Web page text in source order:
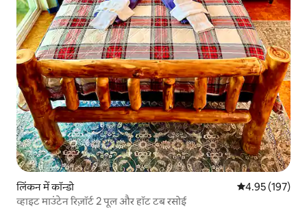
लिंकन में कॉन्डो औसत रेटिंग 5 में से
4.95 (197)
व्हाइट माउंटेन रिज़ॉर्ट 2 पूल और हॉट टब रसोई